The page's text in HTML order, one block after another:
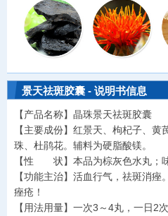
景天祛斑胶囊 - 说明书信息
【产品名称】晶珠景天祛斑胶囊
【主要成份】红景天、枸杞子、
珠、杜鹃花。辅料为硬脂酸镁。
【性 状】本品为棕灰色水丸；味
【功能主治】活血行气，祛斑消痤
痤疮！
【用法用量】一次3～4丸，一日2次